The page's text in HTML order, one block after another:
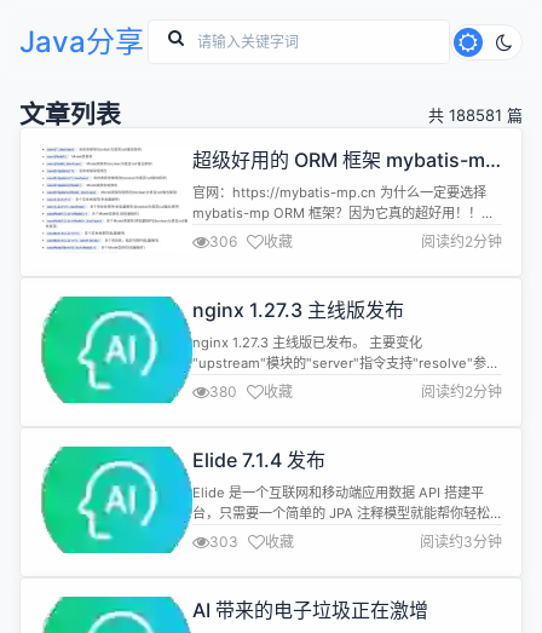
Java分享
文章列表 共 188581 篇
超级好用的 ORM 框架 mybatis-mp
崛起，真正的 ORM 框架，不看太可
惜了，至少省 1/3 的时间！
官网：https://mybatis-mp.cn 为什么一定要选择
mybatis-mp ORM 框架？因为它真的超好用！！！
1：增删改就不说，方便甚至更方便 (强制或者部分
列)！！！ 2：强大的查询能力，方便的一匹！！！
null 值处理？？ 3：什么？还要 xml 自动分页 4：什
实体类接？？？ 6：什...
306 收藏 阅读约2分钟
nginx 1.27.3 主线版发布
nginx 1.27.3 主线版已发布。 主要变化
"upstream"模块的"server"指令支持"resolve"参数
"upstream"模块新
增"resolver"和"resolver_timeout"指令 支持
SmarterMail 特定模式： 在邮件代理模块中，
的 CAPAB...
380 收藏 阅读约2分钟
Elide 7.1.4 发布
Elide 是一个互联网和移动端应用数据 API 搭建平
台，只需要一个简单的 JPA 注释模型就能帮你轻松
搭建 GraphQL 和 JSON API web 服务。具有标准
完善的数据安全保障、移动端性能优化 API、任何数
据写入都可以保证原子性（Atomicity）、支持自定
由等特性。 Elide 7.1.4 已...
303 收藏 阅读约3分钟
AI 带来的电子垃圾正在激增